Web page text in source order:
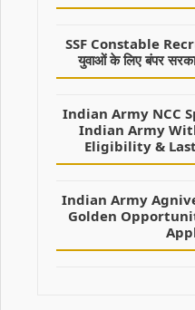
SSF Constable
युवाओं के लिए बंपर
Indian Army NCC
Indian Army
Eligibility &
Indian Army
Golden